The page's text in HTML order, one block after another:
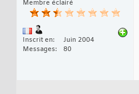
Membre éclairé
Inscrit en
Juin 2004
Messages
80